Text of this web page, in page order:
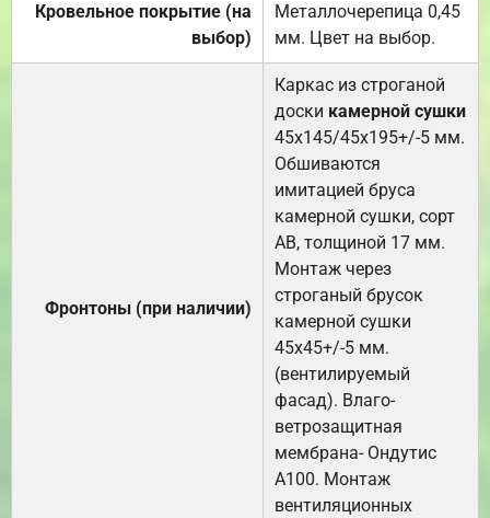
Кровельное покрытие (на
выбор)
Металлочерепица 0,45
мм. Цвет на выбор.
Фронтоны (при наличии)
Каркас из строганой
доски камерной сушки
45х145/45х195+/-5 мм.
Обшиваются
имитацией бруса
камерной сушки, сорт
АВ, толщиной 17 мм.
Монтаж через
строганый брусок
камерной сушки
45х45+/-5 мм.
(вентилируемый
фасад). Влаго-
ветрозащитная
мембрана- Ондутис
А100. Монтаж
вентиляционных